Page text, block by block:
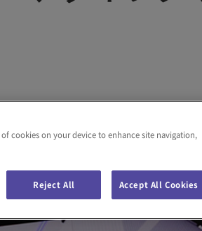
cookies on your device to enhance site navigation,
Reject All Accept All Cookies